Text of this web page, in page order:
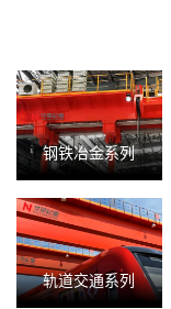
钢铁冶金系列
轨道交通系列